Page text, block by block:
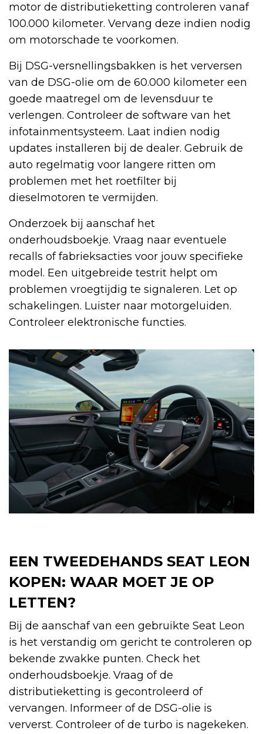
motor de distributieketting controleren vanaf
100.000 kilometer. Vervang deze indien nodig
om motorschade te voorkomen.
Bij DSG-versnellingsbakken is het verversen
van de DSG-olie om de 60.000 kilometer een
goede maatregel om de levensduur te
verlengen. Controleer de software van het
infotainmentsysteem. Laat indien nodig
updates installeren bij de dealer. Gebruik de
auto regelmatig voor langere ritten om
problemen met het roetfilter bij
dieselmotoren te vermijden.
Onderzoek bij aanschaf het
onderhoudsboekje. Vraag naar eventuele
recalls of fabrieksacties voor jouw specifieke
model. Een uitgebreide testrit helpt om
problemen vroegtijdig te signaleren. Let op
schakelingen. Luister naar motorgeluiden.
Controleer elektronische functies.
EEN TWEEDEHANDS SEAT LEON
KOPEN: WAAR MOET JE OP
LETTEN?
Bij de aanschaf van een gebruikte Seat Leon
is het verstandig om gericht te controleren op
bekende zwakke punten. Check het
onderhoudsboekje. Vraag of de
distributieketting is gecontroleerd of
vervangen. Informeer of de DSG-olie is
ververst. Controleer of de turbo is nagekeken.